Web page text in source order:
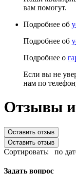
вам помогут.
Подробнее об
Подробнее об
Подробнее о
Если вы не
нам по
Отзывы и
Оставить отзыв
Оставить отзыв
Сортировать: по
Задать вопрос